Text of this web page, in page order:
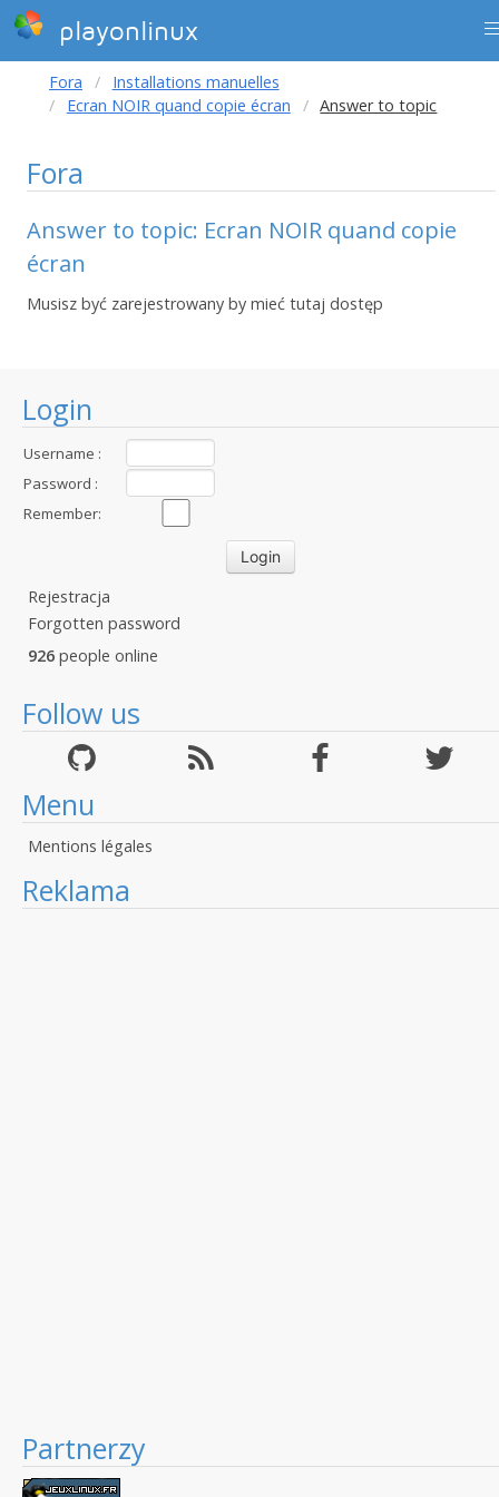
playonlinux
Login
Username :
Password :
Remember:
Rejestracja
Forgotten password
926 people online
Follow us
Menu
Mentions légales
Reklama
Partnerzy
Fora
Installations manuelles
Ecran NOIR quand copie écran
Answer to topic
Fora
Answer to topic: Ecran NOIR quand copie
écran
Musisz być zarejestrowany by mieć tutaj dostęp